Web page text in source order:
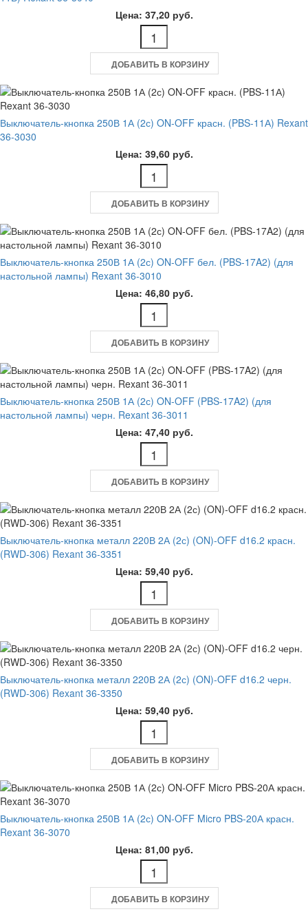
Цена: 37,20 руб.
ДОБАВИТЬ В КОРЗИНУ
Выключатель-кнопка 250В 1А (2с) ON-OFF красн. (PBS-11А) Rexant
36-3030
Цена: 39,60 руб.
ДОБАВИТЬ В КОРЗИНУ
Выключатель-кнопка 250В 1А (2с) ON-OFF бел. (PBS-17A2) (для
настольной лампы) Rexant 36-3010
Цена: 46,80 руб.
ДОБАВИТЬ В КОРЗИНУ
Выключатель-кнопка 250В 1А (2с) ON-OFF (PBS-17A2) (для
настольной лампы) черн. Rexant 36-3011
Цена: 47,40 руб.
ДОБАВИТЬ В КОРЗИНУ
Выключатель-кнопка металл 220В 2А (2с) (ON)-OFF d16.2 красн.
(RWD-306) Rexant 36-3351
Цена: 59,40 руб.
ДОБАВИТЬ В КОРЗИНУ
Выключатель-кнопка металл 220В 2А (2с) (ON)-OFF d16.2 черн.
(RWD-306) Rexant 36-3350
Цена: 59,40 руб.
ДОБАВИТЬ В КОРЗИНУ
Выключатель-кнопка 250В 1А (2с) ON-OFF Micro PBS-20А красн.
Rexant 36-3070
Цена: 81,00 руб.
ДОБАВИТЬ В КОРЗИНУ